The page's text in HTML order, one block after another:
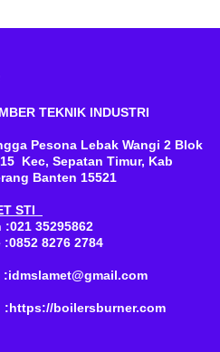
TEKNIK INDUSTRI
Pesona Lebak Wangi 2 Blok
Kec, Sepatan Timur, Kab
Banten 15521
STI
:021 35295862
:0852 8276 2784
boilersburner.com